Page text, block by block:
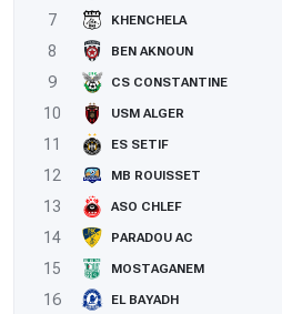
7
KHENCHELA
8
BEN AKNOUN
9
CS CONSTANTINE
10
USM ALGER
11
ES SETIF
12
MB ROUISSET
13
ASO CHLEF
14
PARADOU AC
15
MOSTAGANEM
16
EL BAYADH